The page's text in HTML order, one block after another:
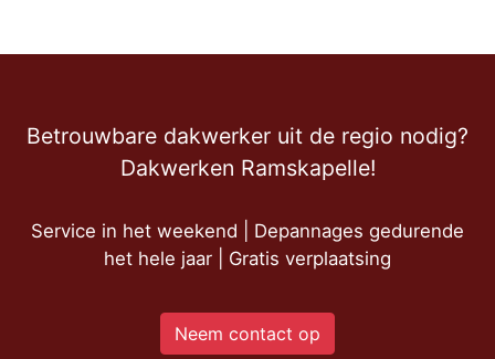
Betrouwbare dakwerker uit de regio nodig?
Dakwerken Ramskapelle!
Service in het weekend | Depannages gedurende
het hele jaar | Gratis verplaatsing
Neem contact op